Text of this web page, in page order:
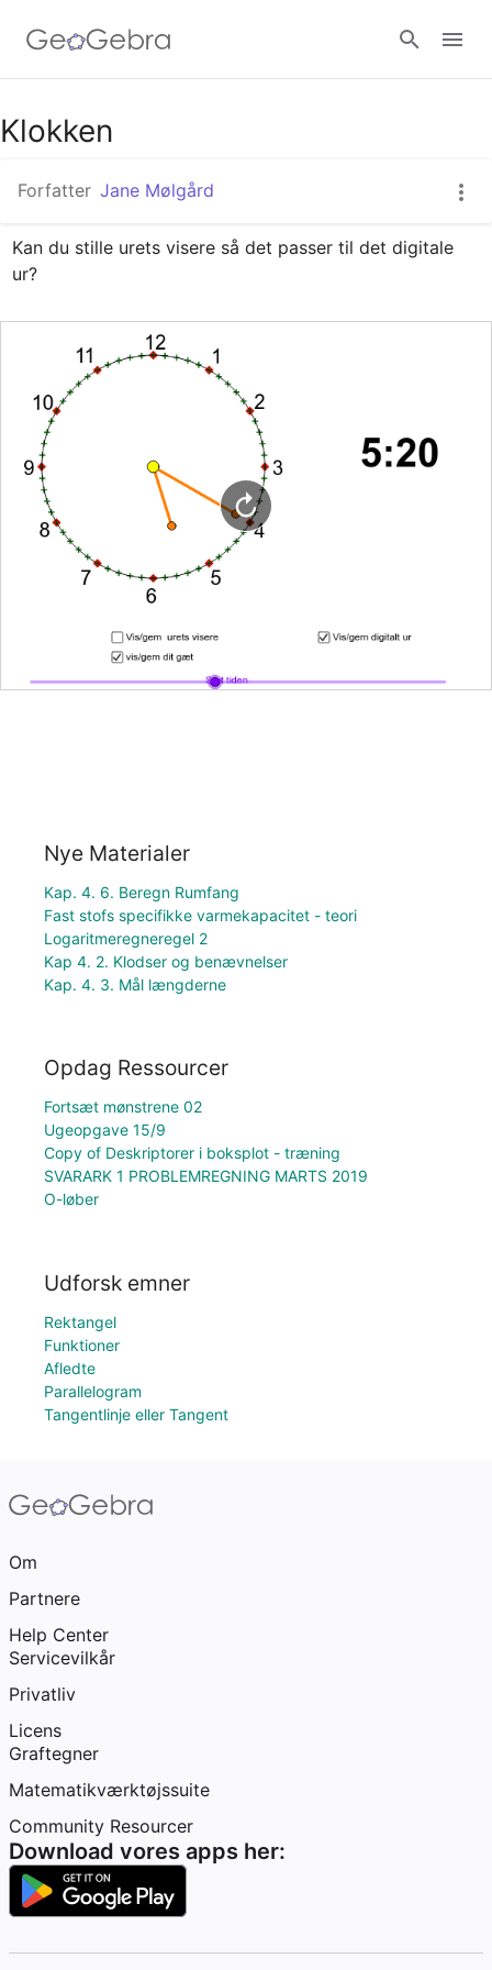
Google Classroom
GeoGebra Classroom
Klokken
Forfatter Jane Mølgård
Kan du stille urets visere så det passer til det digitale
ur?
Nye Materialer
Kap. 4. 6. Beregn Rumfang
Fast stofs specifikke varmekapacitet - teori
Logaritmeregneregel 2
Kap 4. 2. Klodser og benævnelser
Kap. 4. 3. Mål længderne
Opdag Ressourcer
Fortsæt mønstrene 02
Ugeopgave 15/9
Copy of Deskriptorer i boksplot - træning
SVARARK 1 PROBLEMREGNING MARTS 2019
O-løber
Udforsk emner
Rektangel
Funktioner
Afledte
Parallelogram
Tangentlinje eller Tangent
Om
Partnere
Help Center
Servicevilkår
Privatliv
Licens
Graftegner
Matematikværktøjssuite
Community Resourcer
Download vores apps her: